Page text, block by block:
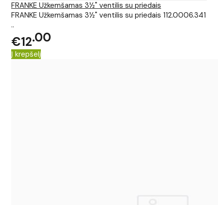
FRANKE Užkemšamas 3½" ventilis su priedais
FRANKE Užkemšamas 3½" ventilis su priedais 112.0006.341
..
€12 00
Į krepšelį